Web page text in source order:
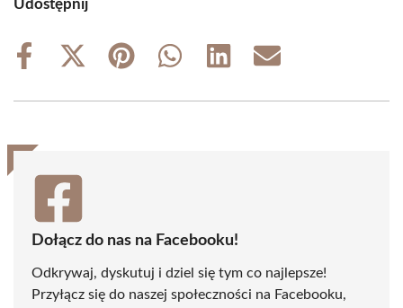
Udostępnij
Share
Share
(Twitter)
Share
Share
Share
Share
Dołącz do nas na Facebooku!
Odkrywaj, dyskutuj i dziel się tym co najlepsze!
Przyłącz się do naszej społeczności na Facebooku,